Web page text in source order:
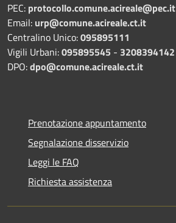
PEC: protocollo.comune.acireale@pec.it
Email: urp@comune.acireale.ct.it
Centralino Unico:095895111
Vigili Urbani:095895545 - 3208394142
DPO:dpo@comune.acireale.ct.it
Prenotazione appuntamento
Segnalazione disservizio
Leggi le FAQ
Richiesta assistenza